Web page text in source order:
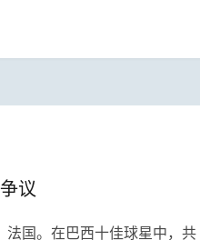
议
法国。在巴西十佳球星中，共